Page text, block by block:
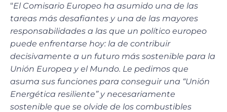
“El Comisario Europeo ha asumido una de las
tareas más desafiantes y una de las mayores
responsabilidades a las que un político europeo
puede enfrentarse hoy: la de contribuir
decisivamente a un futuro más sostenible para la
Unión Europea y el Mundo. Le pedimos que
asuma sus funciones para conseguir una “Unión
Energética resiliente” y necesariamente
sostenible que se olvide de los combustibles